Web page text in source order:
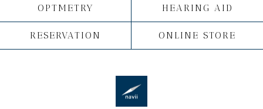
OPTMETRY HEARING AID
RESERVATION ONLINE STORE